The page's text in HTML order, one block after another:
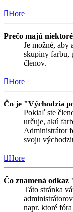
Hore
Prečo majú
Je možné, aby
skupiny farbu,
členov.
Hore
Čo je "Východzia
Pokiaľ ste
určuje, akú
Administrátor
svoju
Hore
Čo znamená
Táto stránka
napr. ktoré